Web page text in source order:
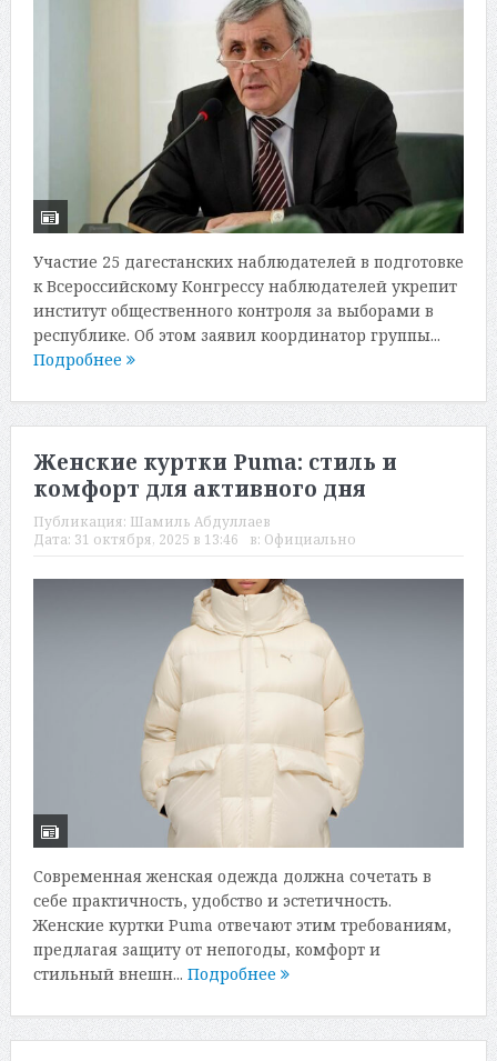
Участие 25 дагестанских наблюдателей в подготовке
к Всероссийскому Конгрессу наблюдателей укрепит
институт общественного контроля за выборами в
республике. Об этом заявил координатор группы...
Подробнее
Женские куртки Puma: стиль и
комфорт для активного дня
Публикация: Шамиль Абдуллаев
Дата: 31 октября, 2025 в 13:46 в: Официально
Современная женская одежда должна сочетать в
себе практичность, удобство и эстетичность.
Женские куртки Puma отвечают этим требованиям,
предлагая защиту от непогоды, комфорт и
стильный внешн... Подробнее